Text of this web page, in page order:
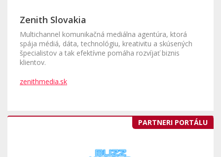
Zenith Slovakia
Multichannel komunikačná mediálna agentúra, ktorá
spája médiá, dáta, technológiu, kreativitu a skúsených
špecialistov a tak efektívne pomáha rozvíjať biznis
klientov.
zenithmedia.sk
PARTNERI PORTÁLU